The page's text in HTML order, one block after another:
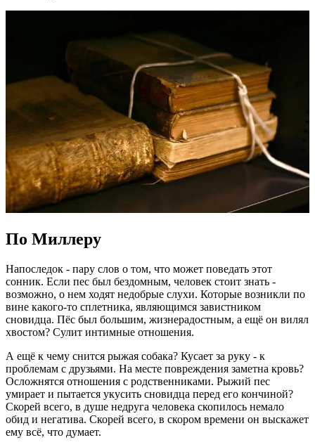
По Миллеру
Напоследок - пару слов о том, что может поведать этот
сонник. Если пес был бездомным, человек стоит знать -
возможно, о нем ходят недобрые слухи. Которые возникли по
вине какого-то сплетника, являющимся завистником
сновидца. Пёс был большим, жизнерадостным, а ещё он вилял
хвостом? Сулит интимные отношения.
А ещё к чему снится рыжая собака? Кусает за руку - к
проблемам с друзьями. На месте повреждения заметна кровь?
Осложнятся отношения с родственниками. Рыжий пес
умирает и пытается укусить сновидца перед его кончиной?
Скорей всего, в душе недруга человека скопилось немало
обид и негатива. Скорей всего, в скором времени он выскажет
ему всё, что думает.